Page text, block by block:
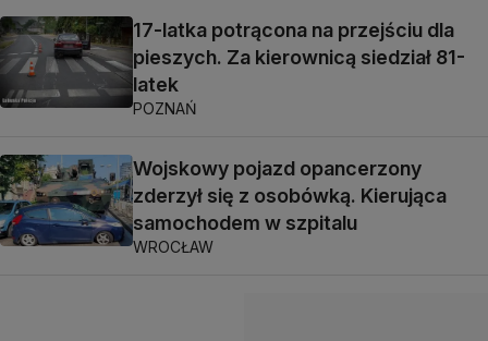
17-latka potrącona na przejściu dla
pieszych. Za kierownicą siedział 81-
latek
POZNAŃ
Wojskowy pojazd opancerzony
zderzył się z osobówką. Kierująca
samochodem w szpitalu
WROCŁAW